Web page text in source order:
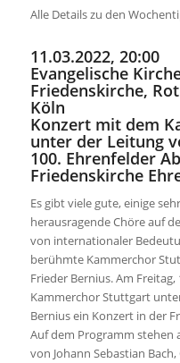
Alle Details zu den
11.03.2022, 20:00
Evangelische
Friedenskirche,
Köln
Konzert mit dem
unter der Leitung
100. Ehrenfelder
Friedenskirche
Es gibt viele gute, einige
herausragende Chöre auf
von internationaler
berühmte Kammerchor
Frieder Bernius. Am
Kammerchor Stuttgart
Bernius ein Konzert in der
Auf dem Programm stehen
von Johann Sebastian